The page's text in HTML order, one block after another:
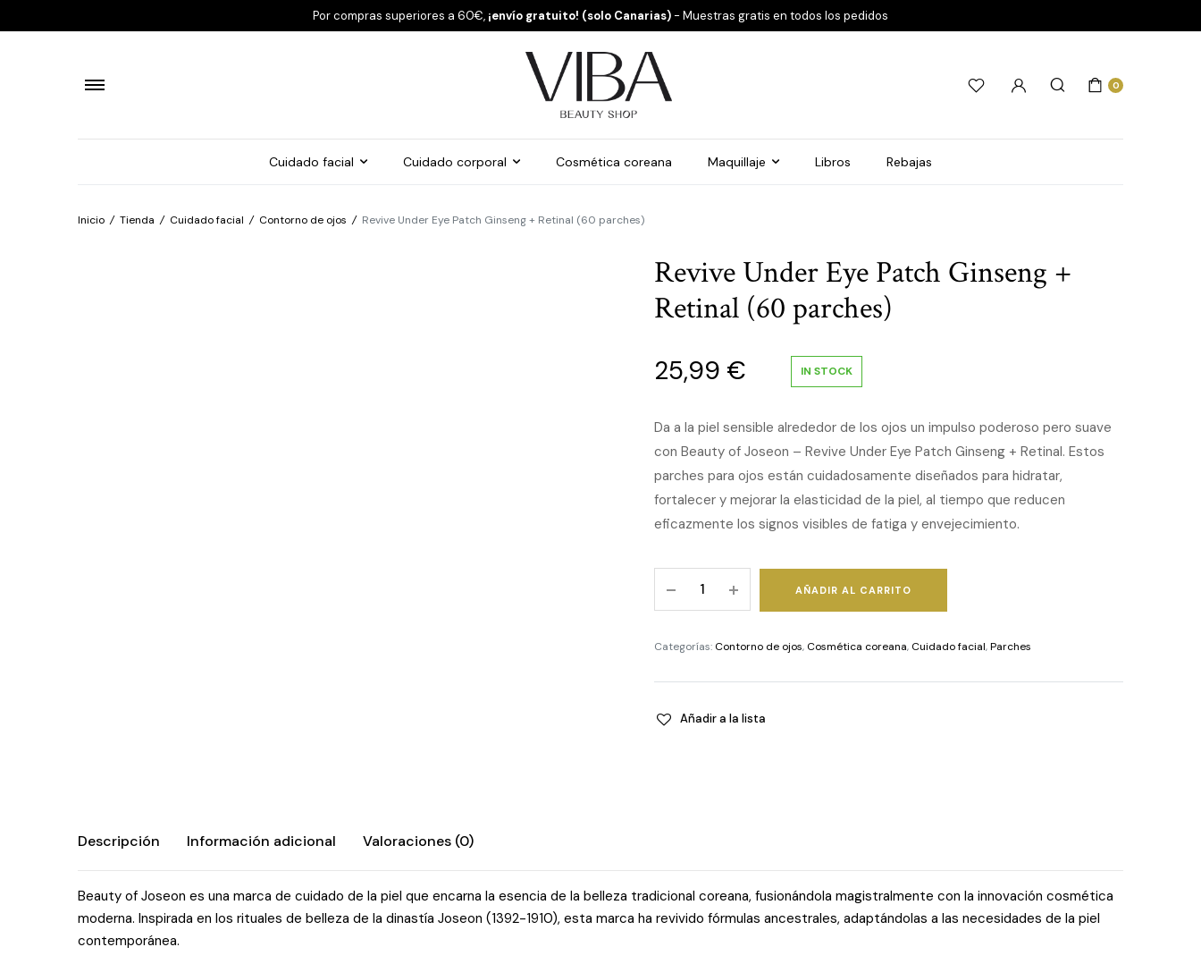
Por compras superiores a 60€, ¡envío gratuito! (solo Canarias) - Muestras gratis en todos los pedidos
0
Cuidado facial Cuidado corporal Cosmética coreana Maquillaje Libros Rebajas
Inicio / Tienda / Cuidado facial / Contorno de ojos / Revive Under Eye Patch Ginseng + Retinal (60 parches)
Revive Under Eye Patch Ginseng +
Retinal (60 parches)
25,99 € IN STOCK
Da a la piel sensible alrededor de los ojos un impulso poderoso pero suave
con Beauty of Joseon – Revive Under Eye Patch Ginseng + Retinal. Estos
parches para ojos están cuidadosamente diseñados para hidratar,
fortalecer y mejorar la elasticidad de la piel, al tiempo que reducen
eficazmente los signos visibles de fatiga y envejecimiento.
Under
Patch
+
(60
AÑADIR AL CARRITO
Categorías: Contorno de ojos, Cosmética coreana, Cuidado facial,Parches
Añadir a la lista
Descripción Información adicional Valoraciones (0)
Beauty of Joseon es una marca de cuidado de la piel que encarna la esencia de la belleza tradicional coreana, fusionándola magistralmente con la innovación cosmética
moderna. Inspirada en los rituales de belleza de la dinastía Joseon (1392-1910), esta marca ha revivido fórmulas ancestrales, adaptándolas a las necesidades de la piel
contemporánea.